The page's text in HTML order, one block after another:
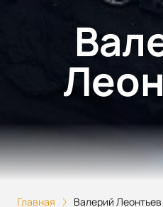
Главная Валерий Леонтьев